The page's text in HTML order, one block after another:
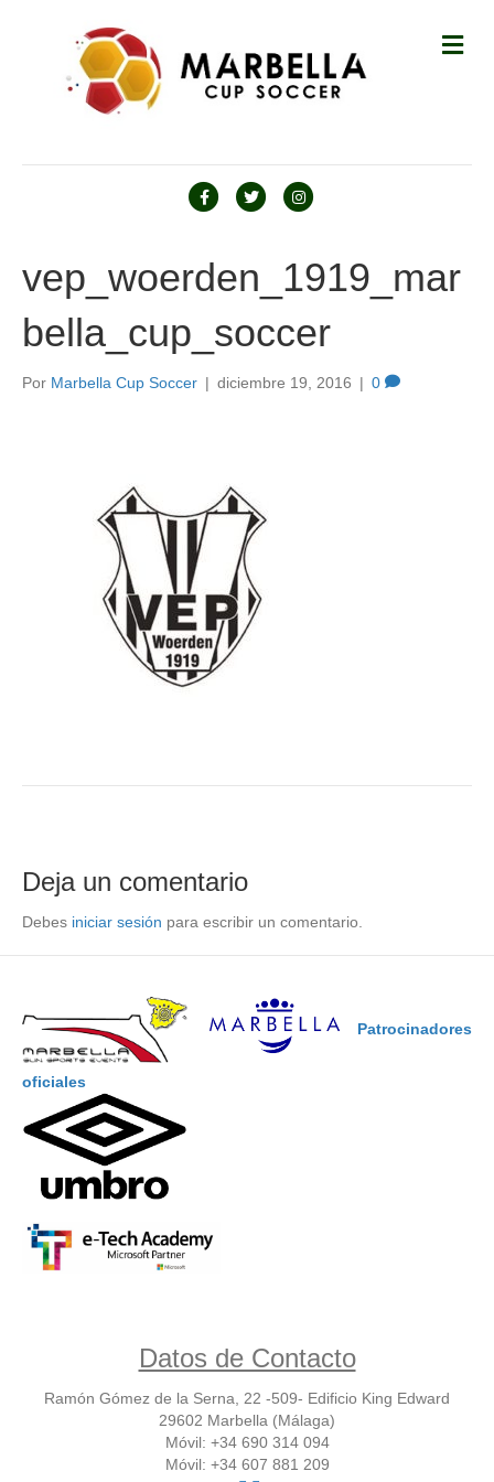
F
c
e
o
o
T
t
e
r
I
t
g
r
M
E
vep_woerden_1919_mar
bella_cup_soccer
Por Marbella Cup Soccer | diciembre 19, 2016 | 0
Deja un comentario
Debes iniciar sesión para escribir un comentario.
Patrocinadores
oficiales
Datos de Contacto
Ramón Gómez de la Serna, 22 -509- Edificio King Edward
29602 Marbella (Málaga)
Móvil: +34 690 314 094
Móvil: +34 607 881 209